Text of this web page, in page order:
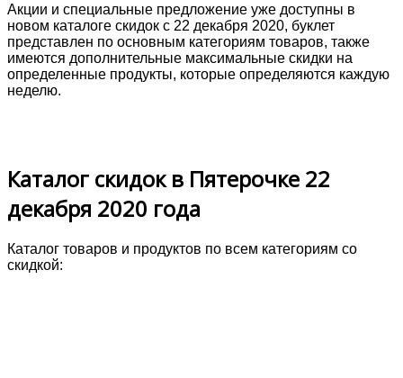
Акции и специальные предложение уже доступны в
новом каталоге скидок с 22 декабря 2020, буклет
представлен по основным категориям товаров, также
имеются дополнительные максимальные скидки на
определенные продукты, которые определяются каждую
неделю.
Каталог скидок в Пятерочке 22
декабря 2020 года
Каталог товаров и продуктов по всем категориям со
скидкой: